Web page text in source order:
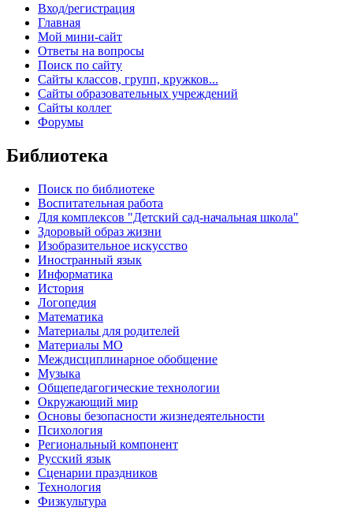
Вход/регистрация
Главная
Мой мини-сайт
Ответы на вопросы
Поиск по сайту
Сайты классов, групп, кружков...
Сайты образовательных учреждений
Сайты коллег
Форумы
Библиотека
Поиск по библиотеке
Воспитательная работа
Для комплексов "Детский сад-начальная школа"
Здоровый образ жизни
Изобразительное искусство
Иностранный язык
Информатика
История
Логопедия
Математика
Материалы для родителей
Материалы МО
Междисциплинарное обобщение
Музыка
Общепедагогические технологии
Окружающий мир
Основы безопасности жизнедеятельности
Психология
Региональный компонент
Русский язык
Сценарии праздников
Технология
Физкультура